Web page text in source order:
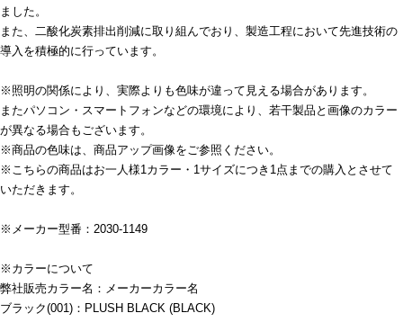
ました。
また、二酸化炭素排出削減に取り組んでおり、製造工程において先進技術の
導入を積極的に行っています。
※照明の関係により、実際よりも色味が違って見える場合があります。
またパソコン・スマートフォンなどの環境により、若干製品と画像のカラー
が異なる場合もございます。
※商品の色味は、商品アップ画像をご参照ください。
※こちらの商品はお一人様1カラー・1サイズにつき1点までの購入とさせて
いただきます。
※メーカー型番：2030-1149
※カラーについて
弊社販売カラー名：メーカーカラー名
ブラック(001)：PLUSH BLACK (BLACK)